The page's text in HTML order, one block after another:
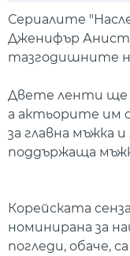
Сериалите
Дженифър
тазгодишните
Двете ленти ще
а актьорите им
за главна мъжка
поддържаща
Корейската
номинирана за
погледи, обаче,